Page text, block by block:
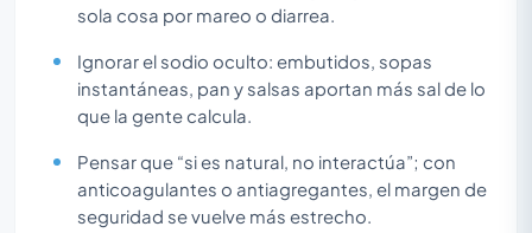
sola cosa por mareo o diarrea.
Ignorar el sodio oculto: embutidos, sopas
instantáneas, pan y salsas aportan más sal de lo
que la gente calcula.
Pensar que “si es natural, no interactúa”; con
anticoagulantes o antiagregantes, el margen de
seguridad se vuelve más estrecho.